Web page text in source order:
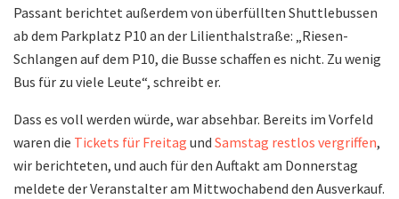
Passant berichtet außerdem von überfüllten Shuttlebussen
ab dem Parkplatz P10 an der Lilienthalstraße: „Riesen-
Schlangen auf dem P10, die Busse schaffen es nicht. Zu wenig
Bus für zu viele Leute“, schreibt er.
Dass es voll werden würde, war absehbar. Bereits im Vorfeld
waren die Tickets für Freitag und Samstag restlos vergriffen,
wir berichteten, und auch für den Auftakt am Donnerstag
meldete der Veranstalter am Mittwochabend den Ausverkauf.